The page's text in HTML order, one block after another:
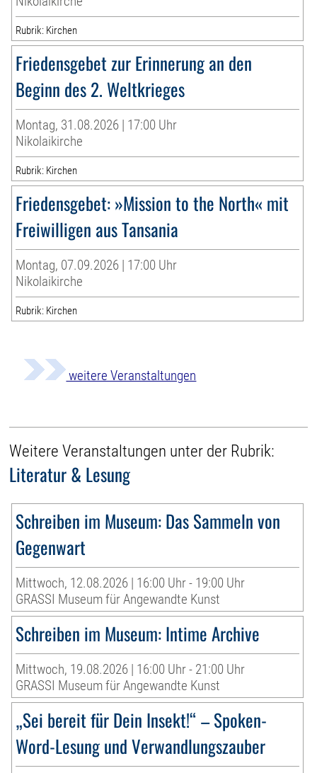
Rubrik: Kirchen
Friedensgebet zur Erinnerung an den
Beginn des 2. Weltkrieges
Montag, 31.08.2026 | 17:00 Uhr
Nikolaikirche
Rubrik: Kirchen
Friedensgebet: »Mission to the North« mit
Freiwilligen aus Tansania
Montag, 07.09.2026 | 17:00 Uhr
Nikolaikirche
Rubrik: Kirchen
weitere Veranstaltungen
Weitere Veranstaltungen unter der Rubrik:
Literatur & Lesung
Schreiben im Museum: Das Sammeln von
Gegenwart
Mittwoch, 12.08.2026 | 16:00 Uhr - 19:00 Uhr
GRASSI Museum für Angewandte Kunst
Schreiben im Museum: Intime Archive
Mittwoch, 19.08.2026 | 16:00 Uhr - 21:00 Uhr
GRASSI Museum für Angewandte Kunst
„Sei bereit für Dein Insekt!“ – Spoken-
Word-Lesung und Verwandlungszauber